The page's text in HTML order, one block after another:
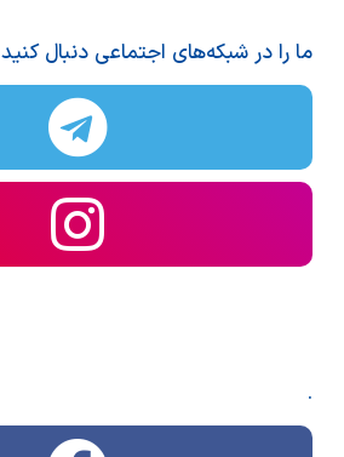
ما را در شبکه‌های اجتماعی دنبال کنید
.